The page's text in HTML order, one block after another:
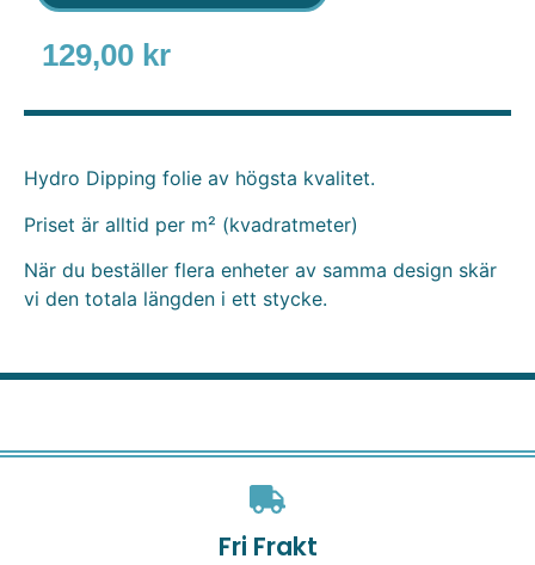
129,00 kr
Hydro Dipping folie av högsta kvalitet.
Priset är alltid per m² (kvadratmeter)
När du beställer flera enheter av samma design skär
vi den totala längden i ett stycke.
Fri Frakt